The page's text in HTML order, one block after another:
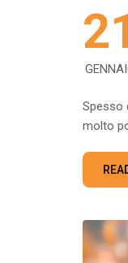
Spesso
molto